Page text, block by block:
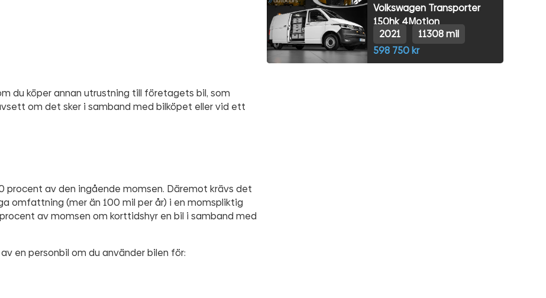
du köper annan utrustning till företagets bil, som
om det sker i samband med bilköpet eller vid ett
procent av den ingående momsen. Däremot krävs det
omfattning (mer än 100 mil per år) i en momspliktig
av momsen om korttidshyr en bil i samband med
en personbil om du använder bilen för:
Volkswagen Transporter
150hk 4Motion
2021
11308 mil
598 750 kr